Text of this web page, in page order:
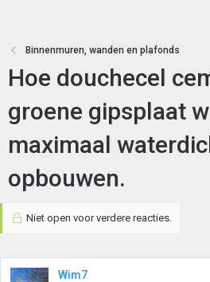
Binnenmuren, wanden en plafonds
Hoe douchecel
groene gipsplaat
maximaal
opbouwen.
Niet open voor verdere reacties.
Wim7